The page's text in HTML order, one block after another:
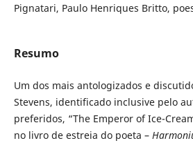
Pignatari, Paulo Henriques Britto,
Resumo
Um dos mais antologizados e
Stevens, identificado inclusive pelo
preferidos, “The Emperor of Ice-
no livro de estreia do poeta –